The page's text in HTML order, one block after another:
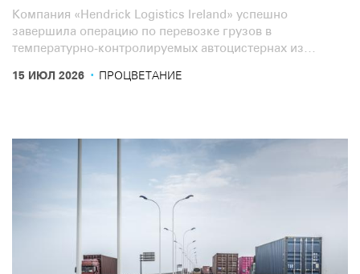
Компания «Hendrick Logistics Ireland» успешно
завершила операцию по перевозке грузов в
температурно-контролируемых автоцистернах из
при этом беспрепятственно пересекая 13 стран.
15 ИЮЛ 2026 · ПРОЦВЕТАНИЕ